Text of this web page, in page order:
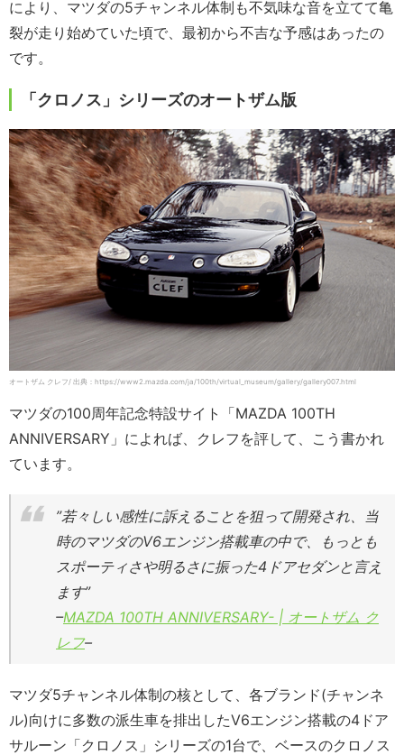
により、マツダの5チャンネル体制も不気味な音を立てて亀
裂が走り始めていた頃で、最初から不吉な予感はあったの
です。
「クロノス」シリーズのオートザム版
オートザム クレフ/ 出典：https://www2.mazda.com/ja/100th/virtual_museum/gallery/gallery007.html
マツダの100周年記念特設サイト「MAZDA 100TH
ANNIVERSARY」によれば、クレフを評して、こう書かれ
ています。
”若々しい感性に訴えることを狙って開発され、当
時のマツダのV6エンジン搭載車の中で、もっとも
スポーティさや明るさに振った4ドアセダンと言え
ます”
–MAZDA 100TH ANNIVERSARY- | オートザム ク
レフ–
マツダ5チャンネル体制の核として、各ブランド(チャンネ
ル)向けに多数の派生車を排出したV6エンジン搭載の4ドア
サルーン「クロノス」シリーズの1台で、ベースのクロノス